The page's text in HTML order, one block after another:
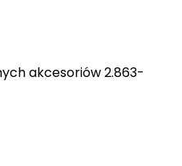
akcesoriów 2.863-